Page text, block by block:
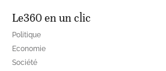
Le360 en un clic
Politique
Economie
Société